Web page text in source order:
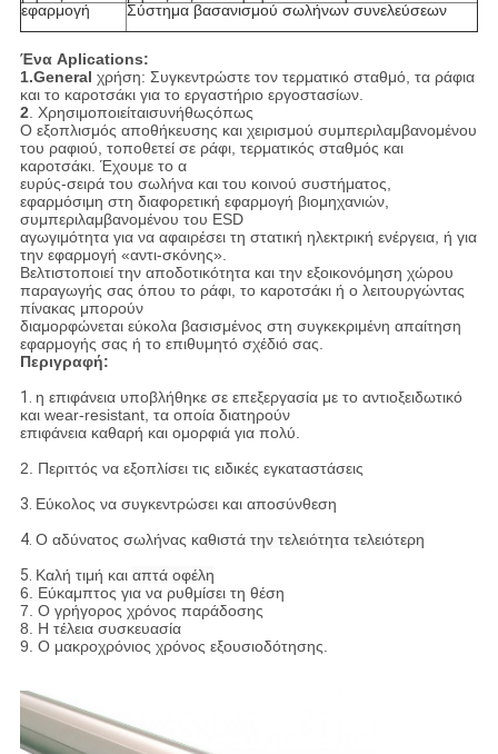
εφαρμογή
Σύστημα βασανισμού σωλήνων συνελεύσεων
Ένα Aplications:
1.General χρήση: Συγκεντρώστε τον τερματικό σταθμό, τα ράφια
και το καροτσάκι για το εργαστήριο εργοστασίων.
2. Χρησιμοποιείταισυνήθωςόπως
Ο εξοπλισμός αποθήκευσης και χειρισμού συμπεριλαμβανομένου
του ραφιού, τοποθετεί σε ράφι, τερματικός σταθμός και
καροτσάκι. Έχουμε το α
ευρύς-σειρά του σωλήνα και του κοινού συστήματος,
εφαρμόσιμη στη διαφορετική εφαρμογή βιομηχανιών,
συμπεριλαμβανομένου του ESD
αγωγιμότητα για να αφαιρέσει τη στατική ηλεκτρική ενέργεια, ή για
την εφαρμογή «αντι-σκόνης».
Βελτιστοποιεί την αποδοτικότητα και την εξοικονόμηση χώρου
παραγωγής σας όπου το ράφι, το καροτσάκι ή ο λειτουργώντας
πίνακας μπορούν
διαμορφώνεται εύκολα βασισμένος στη συγκεκριμένη απαίτηση
εφαρμογής σας ή το επιθυμητό σχέδιό σας.
Περιγραφή:
1. η επιφάνεια υποβλήθηκε σε επεξεργασία με το αντιοξειδωτικό
και wear-resistant, τα οποία διατηρούν
επιφάνεια καθαρή και ομορφιά για πολύ.
2. Περιττός να εξοπλίσει τις ειδικές εγκαταστάσεις
3. Εύκολος να συγκεντρώσει και αποσύνθεση
4. Ο αδύνατος σωλήνας καθιστά την τελειότητα τελειότερη
5. Καλή τιμή και απτά οφέλη
6. Εύκαμπτος για να ρυθμίσει τη θέση
7. Ο γρήγορος χρόνος παράδοσης
8. Η τέλεια συσκευασία
9. Ο μακροχρόνιος χρόνος εξουσιοδότησης.